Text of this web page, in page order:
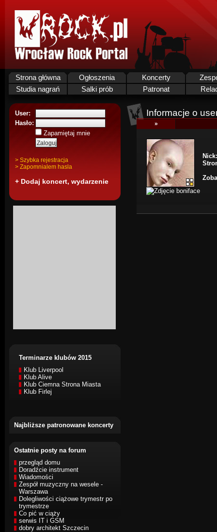
Strona główna Ogłoszenia Koncerty
Studia nagrań
Salki prób Patronat
User:
Hasło:
Zapamiętaj mnie
> Szybka rejestracja
> Zapomnialem hasla
+ Dodaj koncert, wydarzenie
Terminarze klubów 2015
Klub Liverpool
Klub Alive
Klub Ciemna Strona Miasta
Klub Firlej
Najbliższe patronowane koncerty
Ostatnie posty na forum
przegląd domu
Doradźcie instrument
Wiadomości
Zespół muzyczny na wesele -
Warszawa
Dolegliwości ciążowe trymestr po
trymestrze
Co pić w ciąży
serwis IT i GSM
dobry architekt Szczecin
Informacje o
»
Nick: